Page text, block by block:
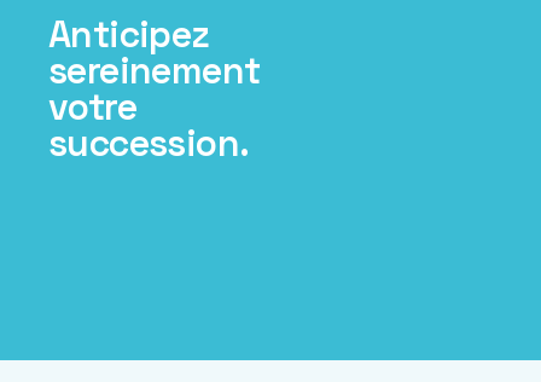
Anticipez
sereinement
votre
succession.